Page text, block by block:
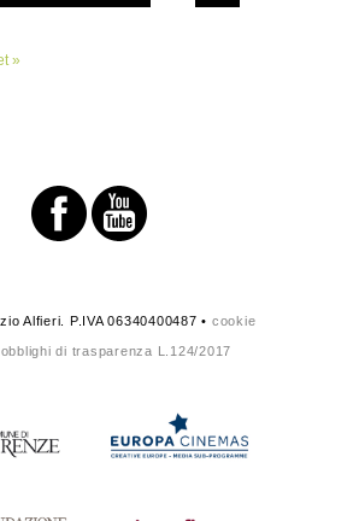
»
Alfieri. P.IVA 06340400487 • cookie
obblighi di trasparenza L.124/2017